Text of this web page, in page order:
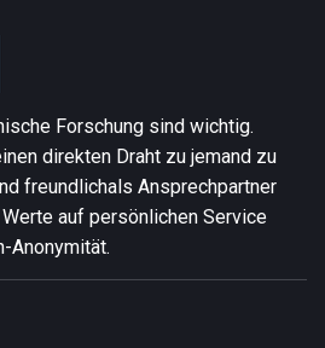
Forschung sind wichtig.
direkten Draht zu jemand zu
freundlichals Ansprechpartner
auf persönlichen Service
Anonymität.